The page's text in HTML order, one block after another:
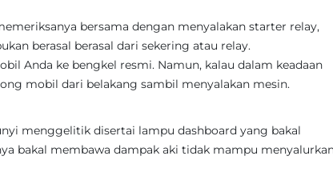
bersama dengan menyalakan starter relay,
berasal berasal dari sekering atau relay.
Anda ke bengkel resmi. Namun, kalau dalam keadaan
mobil dari belakang sambil menyalakan mesin.
menggelitik disertai lampu dashboard yang bakal
bakal membawa dampak aki tidak mampu